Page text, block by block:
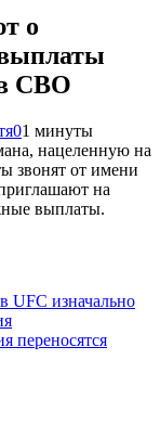
о
СВО
01 минуты
нацеленную на
звонят от имени
на
выплаты.
UFC изначально
переносятся